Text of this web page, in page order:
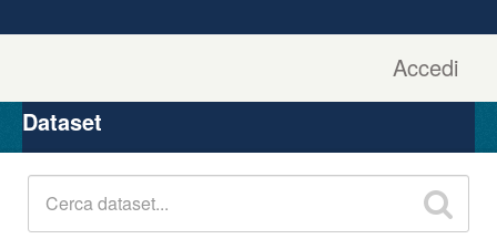
Accedi
Organizzazioni
Gruppi
Dataset